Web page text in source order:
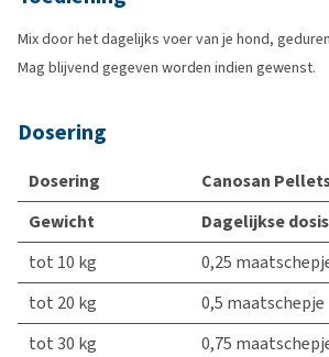
Mix door het dagelijks voer van je hond,
Mag blijvend gegeven worden indien gewenst.
Dosering
Dosering
Canosan
Gewicht
Dagelijkse dosis
tot 10 kg
0,25
tot 20 kg
0,5 maatschepje
tot 30 kg
0,75